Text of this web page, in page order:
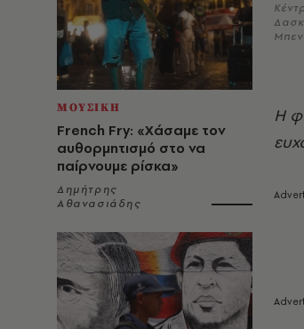
ΜΟΥΣΙΚΗ
French Fry: «Χάσαμε τον
αυθορμητισμό στο να
παίρνουμε ρίσκα»
Δημήτρης
Αθανασιάδης
Η